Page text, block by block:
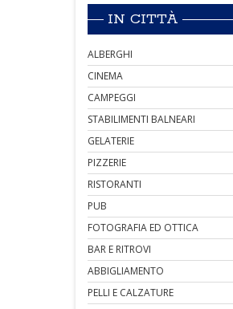
IN CITTÀ
ALBERGHI
CINEMA
CAMPEGGI
STABILIMENTI BALNEARI
GELATERIE
PIZZERIE
RISTORANTI
PUB
FOTOGRAFIA ED OTTICA
BAR E RITROVI
ABBIGLIAMENTO
PELLI E CALZATURE